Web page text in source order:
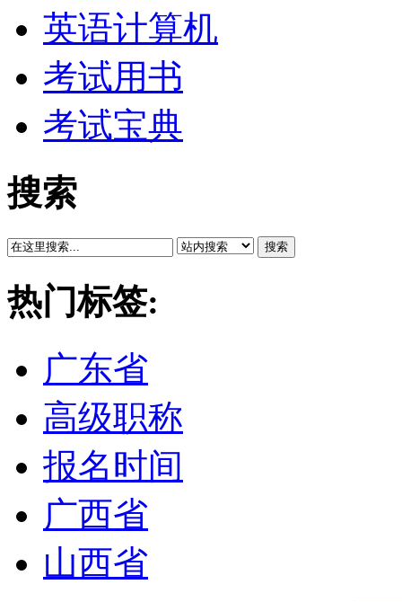
英语计算机
考试用书
考试宝典
搜索
搜索
热门标签:
广东省
高级职称
报名时间
广西省
山西省